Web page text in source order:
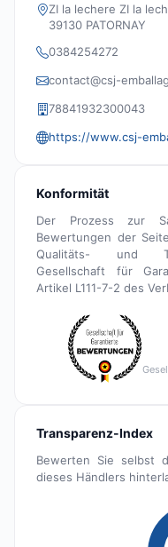
ZI la lechere ZI la
39130 PATORNAY
0384254272
contact@csj-
78841932300043
https://www.csj-
Konformität
Der Prozess zur
Bewertungen der Seite
Qualitäts- und
Gesellschaft für
Artikel L111-7-2 des
Transparenz-Index
Bewerten Sie selbst
dieses Händlers